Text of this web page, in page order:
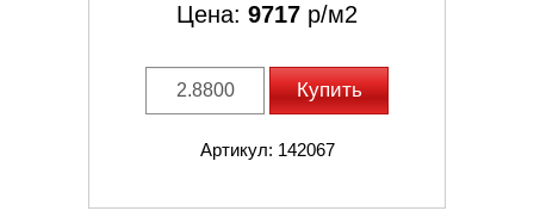
Цена: 9717 р/м2
Купить
Артикул: 142067